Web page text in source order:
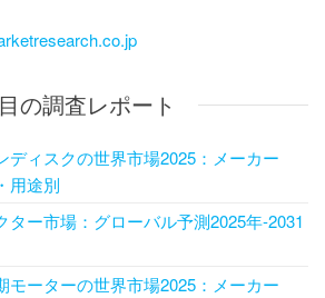
の調査レポート
ディスクの世界市場2025：メーカー
用途別
ター市場：グローバル予測2025年-2031
モーターの世界市場2025：メーカー